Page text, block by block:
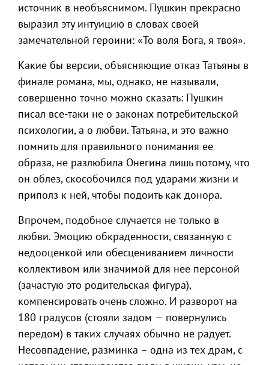
источник в необъяснимом. Пушкин прекрасно
выразил эту интуицию в словах своей
замечательной героини: «То воля Бога, я твоя».
Какие бы версии, объясняющие отказ Татьяны в
финале романа, мы, однако, не называли,
совершенно точно можно сказать: Пушкин
писал все-таки не о законах потребительской
психологии, а о любви. Татьяна, и это важно
помнить для правильного понимания ее
образа, не разлюбила Онегина лишь потому, что
он облез, скособочился под ударами жизни и
приполз к ней, чтобы подоить как донора.
Впрочем, подобное случается не только в
любви. Эмоцию обкраденности, связанную с
недооценкой или обесцениванием личности
коллективом или значимой для нее персоной
(зачастую это родительская фигура),
компенсировать очень сложно. И разворот на
180 градусов (стояли задом — повернулись
передом) в таких случаях обычно не радует.
Несовпадение, разминка – одна из тех драм, с